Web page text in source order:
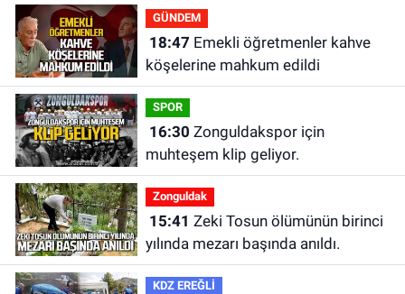
GÜNDEM
18:47
köşelerine mahkum edildi
SPOR
16:30
muhteşem klip geliyor.
Zonguldak
15:41
yılında mezarı başında anıldı.
KDZ EREĞLİ